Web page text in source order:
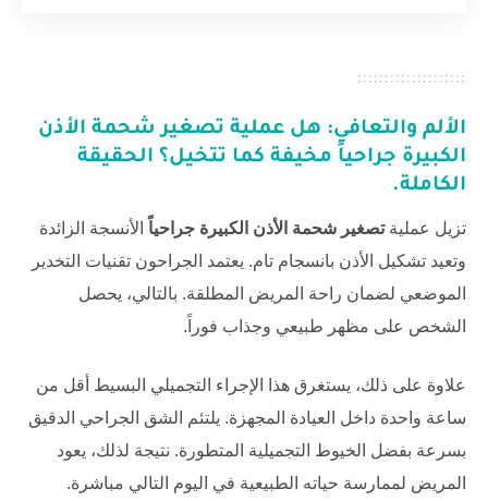
الألم والتعافي: هل عملية تصغير شحمة الأذن
الكبيرة جراحياً مخيفة كما تتخيل؟ الحقيقة
الكاملة.
تزيل عمليةتصغير شحمة الأذن الكبيرة جراحياً الأنسجة الزائدة
وتعيد تشكيل الأذن بانسجام تام. يعتمد الجراحون تقنيات التخدير
الموضعي لضمان راحة المريض المطلقة. بالتالي، يحصل
الشخص على مظهر طبيعي وجذاب فوراً.
علاوة على ذلك، يستغرق هذا الإجراء التجميلي البسيط أقل من
ساعة واحدة داخل العيادة المجهزة. يلتئم الشق الجراحي الدقيق
بسرعة بفضل الخيوط التجميلية المتطورة. نتيجة لذلك، يعود
المريض لممارسة حياته الطبيعية في اليوم التالي مباشرة.